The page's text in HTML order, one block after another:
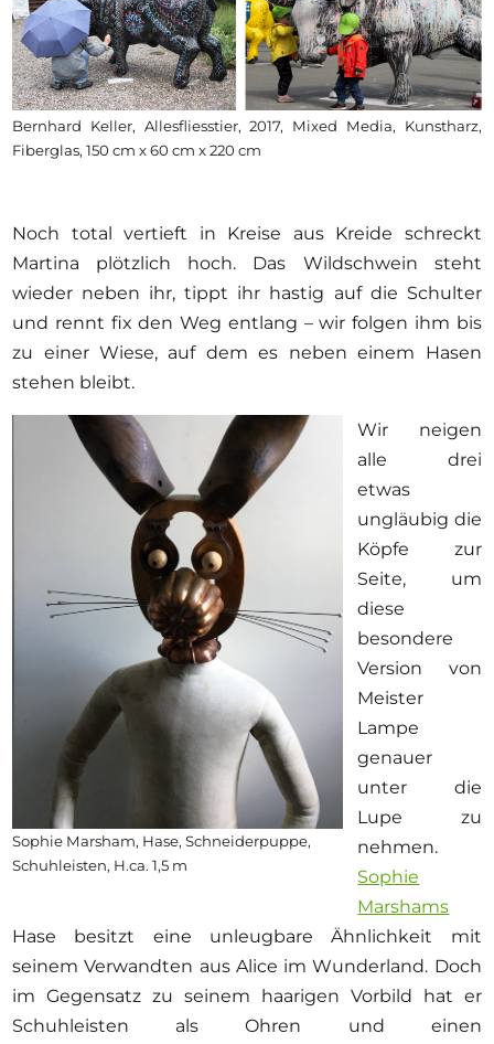
Bernhard Keller, Allesfliesstier, 2017, Mixed Media, Kunstharz,
Fiberglas, 150 cm x 60 cm x 220 cm
Noch total vertieft in Kreise aus Kreide schreckt
Martina plötzlich hoch. Das Wildschwein steht
wieder neben ihr, tippt ihr hastig auf die Schulter
und rennt fix den Weg entlang – wir folgen ihm bis
zu einer Wiese, auf dem es neben einem Hasen
stehen bleibt.
Sophie Marsham, Hase, Schneiderpuppe,
Schuhleisten, H.ca. 1,5 m
Wir neigen
alle drei
etwas
ungläubig die
Köpfe zur
Seite, um
diese
besondere
Version von
Meister
Lampe
genauer
unter die
Lupe zu
nehmen.
Sophie
Marshams
Hase besitzt eine unleugbare Ähnlichkeit mit
seinem Verwandten aus Alice im Wunderland. Doch
im Gegensatz zu seinem haarigen Vorbild hat er
Schuhleisten als Ohren und einen